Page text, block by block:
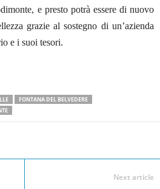
e presto potrà essere di nuovo
grazie al sostegno di un’azienda
e i suoi tesori.
FONTANA DEL BELVEDERE
Next article